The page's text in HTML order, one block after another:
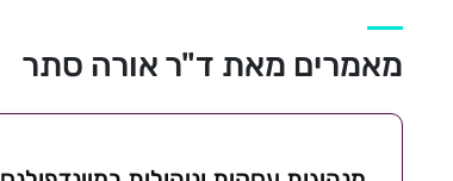
מאמרים מאת ד"ר אורה סתר